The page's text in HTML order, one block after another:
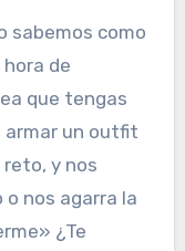
de
que tengas
armar un outfit
y nos
nos agarra la
¿Te